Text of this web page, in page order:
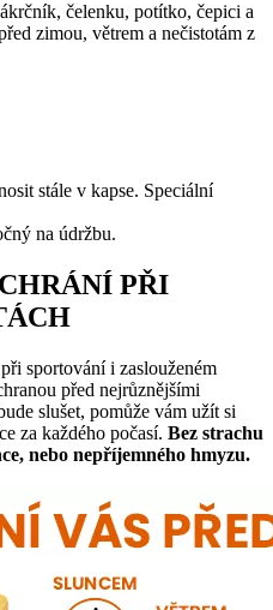
čelenku, potítko, čepici a
zimou, větrem a nečistotám z
stále v kapse. Speciální
na údržbu.
PŘI
sportování i zaslouženém
před nejrůznějšími
slušet, pomůže vám užít si
za každého počasí. Bez strachu
nebo nepříjemného hmyzu.